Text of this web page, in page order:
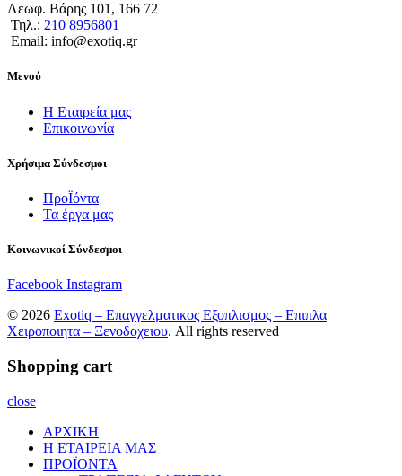
Λεωφ. Βάρης 101, 166 72
Τηλ.: 210 8956801
Email: info@exotiq.gr
Μενού
Η Εταιρεία μας
Επικοινωνία
Χρήσιμα Σύνδεσμοι
ΠροΪόντα
Τα έργα μας
Κοινωνικοί Σύνδεσμοι
Facebook Instagram
© 2026 Exotiq – Επαγγελματικος Εξοπλισμος – Επιπλα
Χειροποιητα – Ξενοδοχειου. All rights reserved
Shopping cart
close
ΑΡΧΙΚΗ
Η ΕΤΑΙΡΕΙΑ ΜΑΣ
ΠΡΟΪΟΝΤΑ